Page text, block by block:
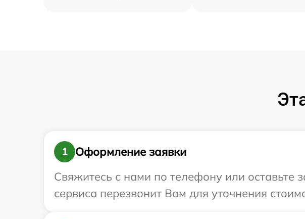
1
Оформление заявки
Свяжитесь с нами по телефону или оставьте
сервиса перезвонит Вам для уточнения